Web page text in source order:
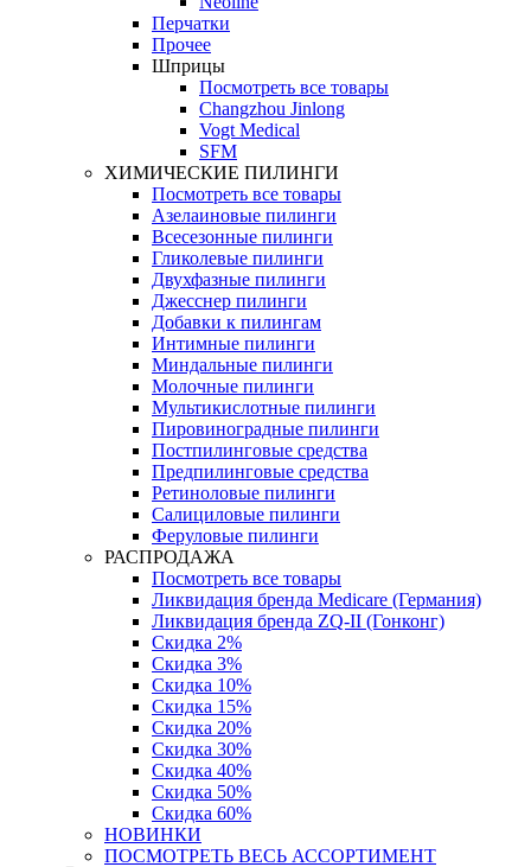
Перчатки
Прочее
Шприцы
Посмотреть все товары
Changzhou Jinlong
Vogt Medical
SFM
ХИМИЧЕСКИЕ ПИЛИНГИ
Посмотреть все товары
Азелаиновые пилинги
Всесезонные пилинги
Гликолевые пилинги
Двухфазные пилинги
Джесснер пилинги
Добавки к пилингам
Интимные пилинги
Миндальные пилинги
Молочные пилинги
Мультикислотные пилинги
Пировиноградные пилинги
Постпилинговые средства
Предпилинговые средства
Ретиноловые пилинги
Салициловые пилинги
Феруловые пилинги
РАСПРОДАЖА
Посмотреть все товары
Ликвидация бренда Medicare (Германия)
Ликвидация бренда ZQ-II (Гонконг)
Скидка 2%
Скидка 3%
Скидка 10%
Скидка 15%
Скидка 20%
Скидка 30%
Скидка 40%
Скидка 50%
Скидка 60%
НОВИНКИ
ПОСМОТРЕТЬ ВЕСЬ АССОРТИМЕНТ